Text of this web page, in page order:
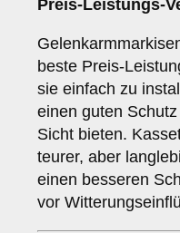
Preis-Leistungs-
beste Preis-
sie einfach zu
einen guten
Sicht bieten.
teurer, aber
einen besseren
vor